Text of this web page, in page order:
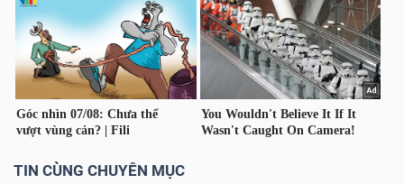
TIN CÙNG CHUYÊN MỤC
Ngành
(-)
VS-
SECTOR